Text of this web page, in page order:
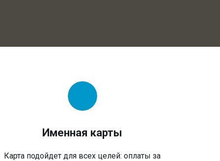
Именная карты
Карта подойдет для всех целей: оплаты за